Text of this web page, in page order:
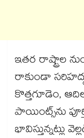
ఇతర రాష్ట్రాల
రాకుండా
కొత్తగూడెం,
పాయింట్స్‌ను
భావిస్తున్నట్లు